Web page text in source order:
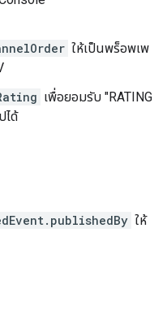
ให้เป็นพร็อพเพ
เพื่อยอมรับ "RATING
ได้
ให้